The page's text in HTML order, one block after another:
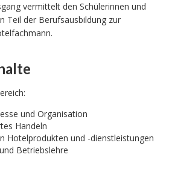
vermittelt den Schülerinnen und
Teil der Berufsausbildung zur
und Organisation
Handeln
Hotelprodukten und -dienstleistungen
Betriebslehre